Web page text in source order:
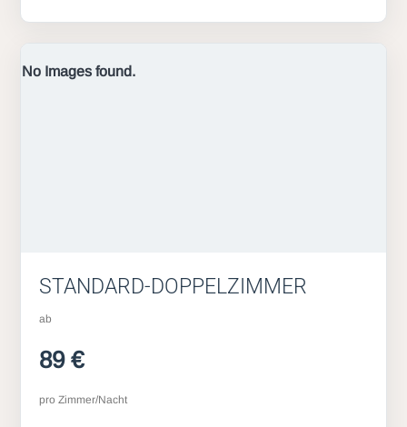
No Images found.
STANDARD-DOPPELZIMMER
ab
89 €
pro Zimmer/Nacht